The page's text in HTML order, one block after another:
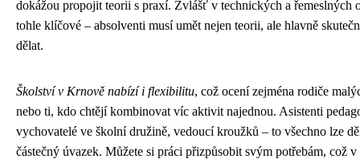
dokážou propojit teorii s praxí. Zvlášť v technických a řemeslných
tohle klíčové – absolventi musí umět nejen teorii, ale hlavně
dělat.
Školství v Krnově nabízí i flexibilitu, což ocení zejména rodiče
nebo ti, kdo chtějí kombinovat víc aktivit najednou. Asistenti
vychovatelé ve školní družině, vedoucí kroužků – to všechno lze
částečný úvazek. Můžete si práci přizpůsobit svým potřebám, což v